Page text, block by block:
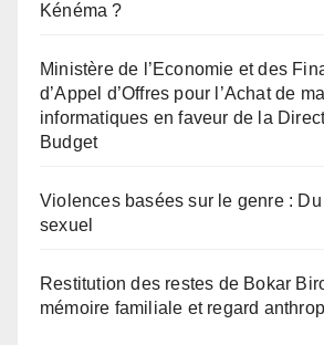
Kénéma ?
Ministère de l’Economie et des
d’Appel d’Offres pour l’Achat de
informatiques en faveur de la
Budget
Violences basées sur le genre :
sexuel
Restitution des restes de Bokar
mémoire familiale et regard